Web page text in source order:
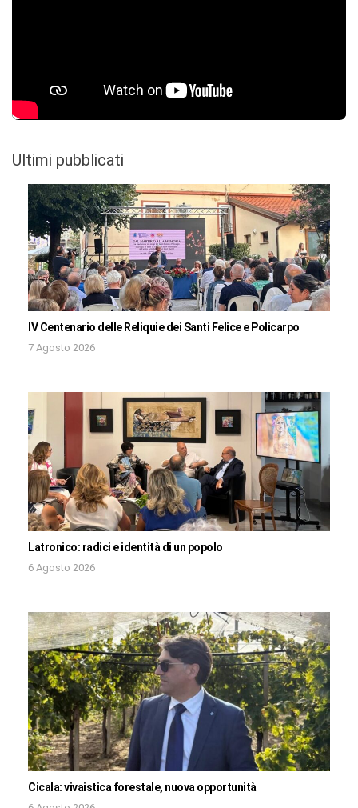
Ultimi pubblicati
IV Centenario delle Reliquie dei Santi Felice e Policarpo
7 Agosto 2026
Latronico: radici e identità di un popolo
6 Agosto 2026
Cicala: vivaistica forestale, nuova opportunità